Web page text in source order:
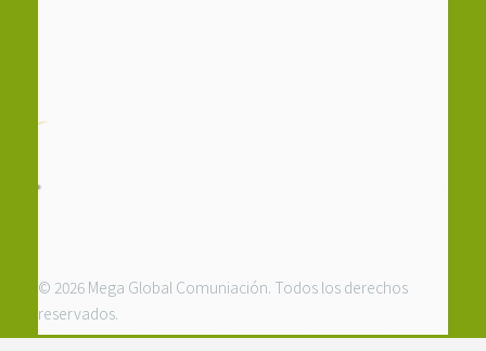
© 2026 Mega Global Comuniación. Todos los derechos
reservados.